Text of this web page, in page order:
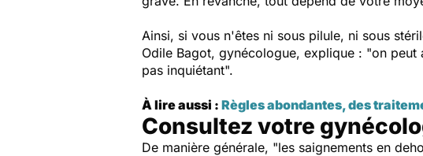
Ainsi, si vous n'êtes ni sous pilule, ni sous
Odile Bagot, gynécologue, explique : "on peut
pas inquiétant".
À lire aussi : Règles abondantes, des
Consultez votre
De manière générale, "les saignements en